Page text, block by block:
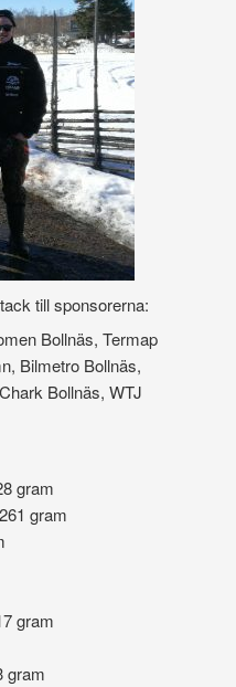
till sponsorerna:
Bollnäs, Termap
Bilmetro Bollnäs,
Bollnäs, WTJ
gram